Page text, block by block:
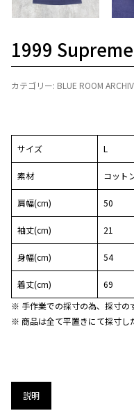
1999
カテゴリー: BLUE ROOM
サイズ L
素材 コット
肩幅(cm) 50
袖丈(cm) 21
身幅(cm) 54
着丈(cm)
69
※ 手作業での採寸の為、採寸の
※ 商品は全て平置きにて採寸し
説明